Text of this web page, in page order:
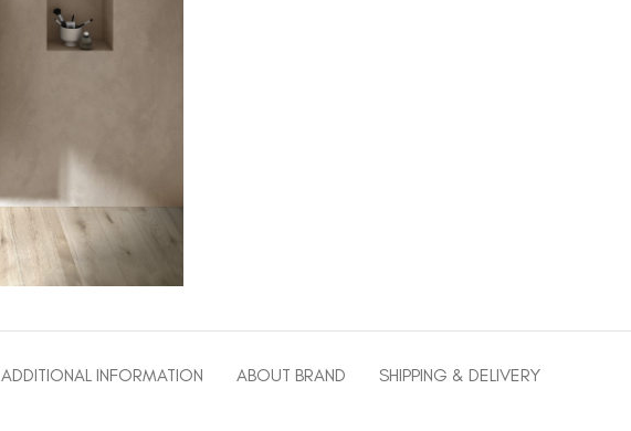
ADDITIONAL INFORMATION ABOUT BRAND SHIPPING & DELIVERY